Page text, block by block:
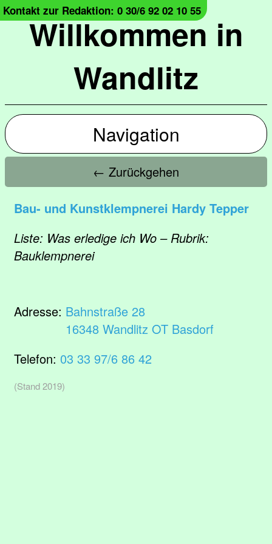
Willkommen in
Wandlitz
Kontakt zur Redaktion: 0 30/6 92 02 10 55
Navigation
← Zurückgehen
Bau- und Kunstklempnerei Hardy Tepper
Liste: Was erledige ich Wo – Rubrik:
Bauklempnerei
Adresse: Bahnstraße 28
16348 Wandlitz OT Basdorf
Telefon: 03 33 97/6 86 42
(Stand 2019)